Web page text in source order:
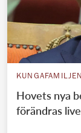
KUNGAFAMILJEN
Hovets nya
förändras